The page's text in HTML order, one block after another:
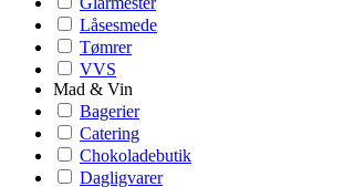
Låsesmede
Tømrer
VVS
Mad & Vin
Bagerier
Catering
Chokoladebutik
Dagligvarer